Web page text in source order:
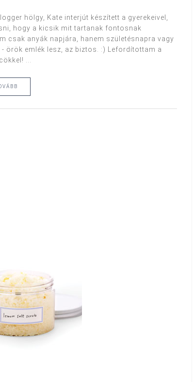
hölgy, Kate interjút készített a gyerekeivel,
hogy a kicsik mit tartanak fontosnak
csak anyák napjára, hanem születésnapra vagy
örök emlék lesz, az biztos. :) Lefordítottam a
...